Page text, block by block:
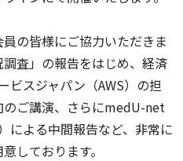
の皆様にご協力いただきま
査」の報告をはじめ、経済
ビスジャパン（AWS）の担
ご講演、さらにmedU-net
による中間報告など、非常に
しております。